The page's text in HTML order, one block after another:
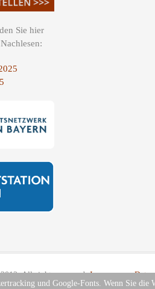
Sie hier
All rights reserved.Impressum.
und Google-Fonts. Wenn Sie